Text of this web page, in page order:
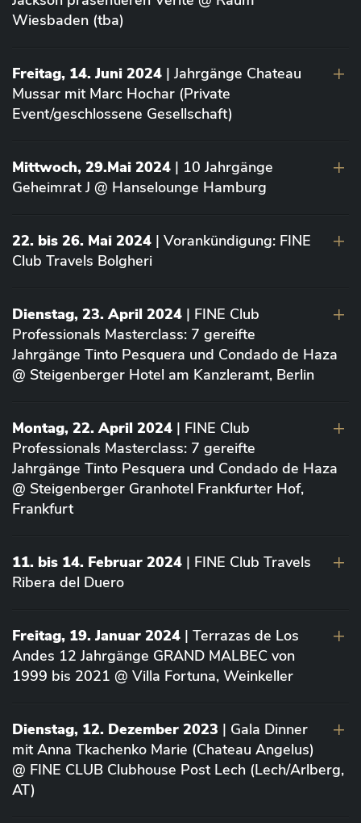
Wiesbaden (tba)
Freitag, 14. Juni 2024 | Jahrgänge Chateau
Mussar mit Marc Hochar (Private
Event/geschlossene Gesellschaft)
Mittwoch, 29.Mai 2024 | 10 Jahrgänge
Geheimrat J @ Hanselounge Hamburg
22. bis 26. Mai 2024 | Vorankündigung: FINE
Club Travels Bolgheri
Dienstag, 23. April 2024 | FINE Club
Professionals Masterclass: 7 gereifte
Jahrgänge Tinto Pesquera und Condado de Haza
@ Steigenberger Hotel am Kanzleramt, Berlin
Montag, 22. April 2024 | FINE Club
Professionals Masterclass: 7 gereifte
Jahrgänge Tinto Pesquera und Condado de Haza
@ Steigenberger Granhotel Frankfurter Hof,
Frankfurt
11. bis 14. Februar 2024 | FINE Club Travels
Ribera del Duero
Freitag, 19. Januar 2024 | Terrazas de Los
Andes 12 Jahrgänge GRAND MALBEC von
1999 bis 2021 @ Villa Fortuna, Weinkeller
Dienstag, 12. Dezember 2023 | Gala Dinner
mit Anna Tkachenko Marie (Chateau Angelus)
@ FINE CLUB Clubhouse Post Lech (Lech/Arlberg,
AT)